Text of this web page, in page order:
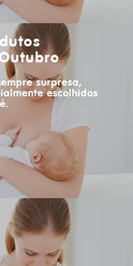
surpresa,
escolhidos